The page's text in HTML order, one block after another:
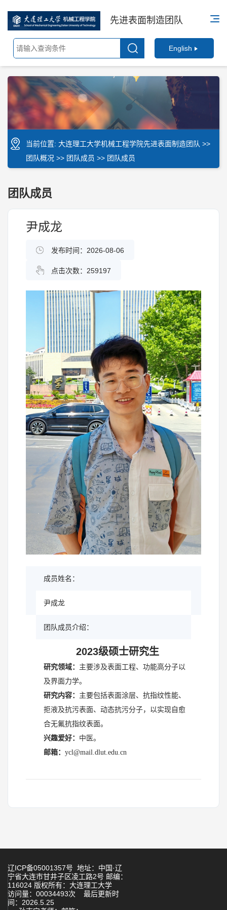
先进表面制造团队
English
当前位置: 大连理工大学机械工程学院先进表面制造团队 >>
团队概况 >> 团队成员 >> 团队成员
团队成员
尹成龙
发布时间：2026-08-06
点击次数： 259197
成员姓名：
尹成龙
团队成员介绍：
2023级硕士研究生
研究领域： 主要涉及表面工程、功能高分子以
及界面力学。
研究内容： 主要包括表面涂层、抗指纹性能、
拒液及抗污表面、动态抗污分子，以实现自愈
合无氟抗指纹表面。
兴趣爱好： 中医。
邮箱：ycl@mail.dlut.edu.cn
辽ICP备05001357号 地址：中国·辽
宁省大连市甘井子区凌工路2号 邮编：
116024 版权所有：大连理工大学
访问量： 00034493次 最后更新时
间： 2026 5 25